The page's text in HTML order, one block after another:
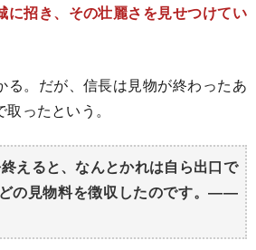
に招き、その壮麗さを見せつけてい
。だが、信長は見物が終わったあ
ったという。
えると、なんとかれは自ら出口で
の見物料を徴収したのです。――